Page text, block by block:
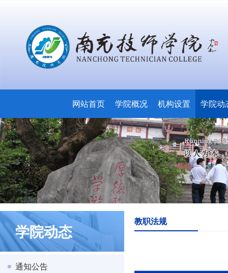
网站首页 学院概况 机构设置 学院动
学院动态
通知公告
教职法规